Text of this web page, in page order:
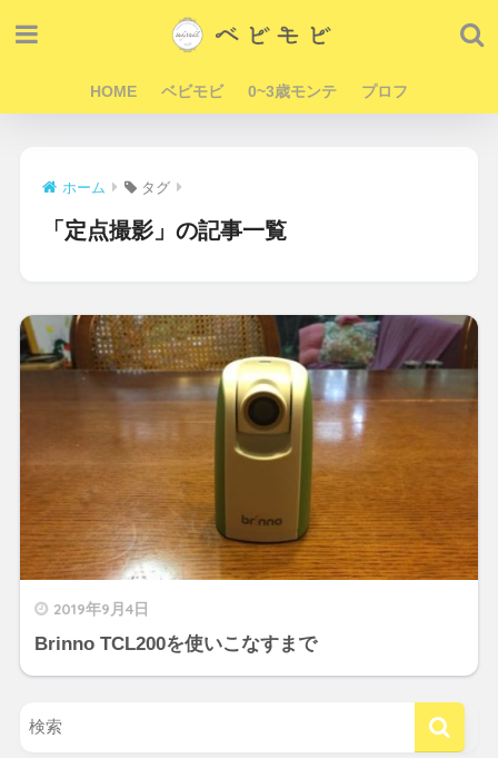
HOME ベビモビ 0~3歳モンテ プロフ
ホーム タグ
「定点撮影」の記事一覧
2019年9月4日
Brinno TCL200を使いこなすまで